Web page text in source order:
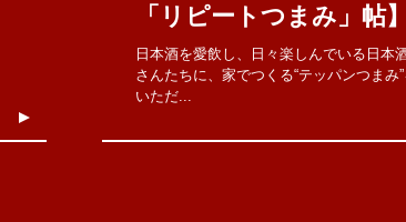
「リピートつまみ」帖
日本酒を愛飲し、日々楽しんでいる日本
さんたちに、家でつくる“テッパンつまみ
いただ...